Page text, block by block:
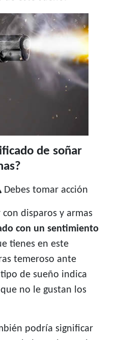
de soñar
Debes tomar acción
disparos y armas
con un sentimiento
tienes en este
temeroso ante
de sueño indica
no le gustan los
podría significar